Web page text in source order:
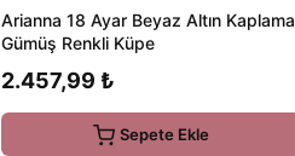
Arianna 18 Ayar Beyaz Altın Kaplama
Gümüş Renkli Küpe
2.457,99 ₺
Sepete Ekle